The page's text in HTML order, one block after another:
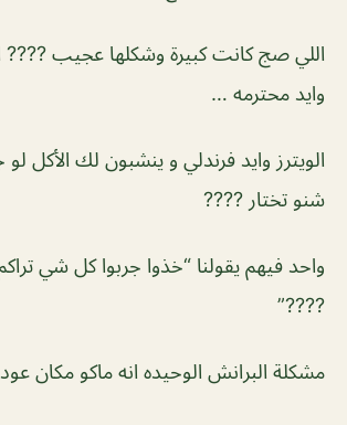
اللي صج كانت كبيرة وشكلها عجيب ????
وايد محترمه …
الويترز وايد فرندلي و ينشبون لك الأكل
شنو تختار ????
واحد فيهم يقولنا “خذوا جربوا كل شي
????”
مشكلة البرانش الوحيده انه ماكو مكان